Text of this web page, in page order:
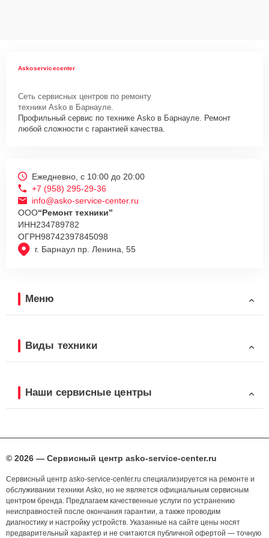
нужно просто оставить
горячей линии: +7 (958) 295-29-36. Наши специалисты оперативно
проконсультируют по всем необходимым вопросам, запишут на
диагностику, подскажут с вариантами курьерской доставки или
оформят выезд мастера в удобное время и место.
Askoservicecenter
Сеть сервисных центров по ремонту
техники Asko в Барнауле.
Профильный сервис по технике Asko в Барнауле. Ремонт
любой сложности с гарантией качества.
г. Барнаул пр. Ленина, 55
Ежедневно, с 10:00 до 20:00
+7 (958) 295-29-36
info@asko-service-center.ru
ООО“Ремонт техники”
ИНН234789782
ОГРН98742397845098
Меню
Виды техники
Наши сервисные центры
© 2026 — Сервисный центр asko-service-center.ru
Сервисный центр asko-service-center.ru специализируется на ремонте и
обслуживании техники Asko, но не является официальным сервисным
центром бренда. Предлагаем качественные услуги по устранению
неисправностей после окончания гарантии, а также проводим
диагностику и настройку устройств. Указанные на сайте цены носят
предварительный характер и не считаются публичной офертой — точную